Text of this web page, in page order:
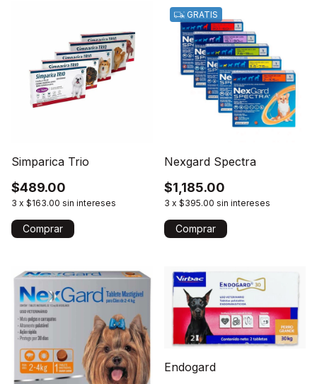
Simparica Trio
$489.00
3 x $163.00 sin intereses
Comprar
GRATIS
Nexgard Spectra
$1,185.00
3 x $395.00 sin intereses
Comprar
Endogard